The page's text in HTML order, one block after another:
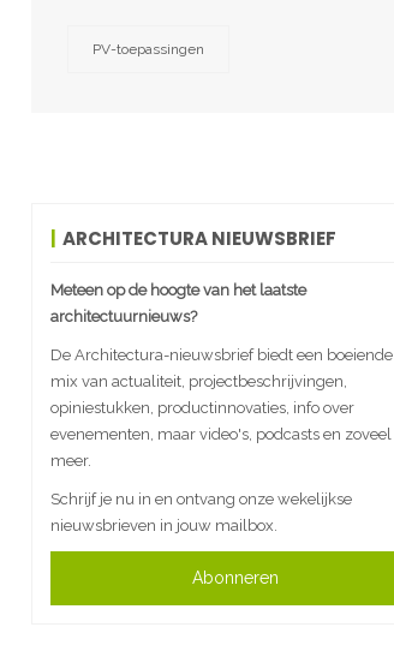
PV-toepassingen
ARCHITECTURA NIEUWSBRIEF
Meteen op de hoogte van het laatste
architectuurnieuws?
De Architectura-nieuwsbrief biedt een boeiende
mix van actualiteit, projectbeschrijvingen,
opiniestukken, productinnovaties, info over
evenementen, maar video's, podcasts en zoveel
meer.
Schrijf je nu in en ontvang onze wekelijkse
nieuwsbrieven in jouw mailbox.
Abonneren